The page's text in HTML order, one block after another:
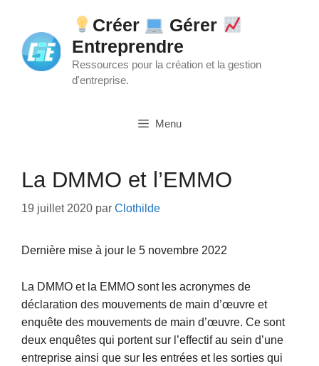
contenu
Créer
Gérer
Entreprendre
Ressources pour la création et la gestion
d'entreprise.
Menu
La DMMO et l’EMMO
19 juillet 2020 par Clothilde
Dernière mise à jour le 5 novembre 2022
La DMMO et la EMMO sont les acronymes de
déclaration des mouvements de main d’œuvre et
enquête des mouvements de main d’œuvre. Ce sont
deux enquêtes qui portent sur l’effectif au sein d’une
entreprise ainsi que sur les entrées et les sorties qui